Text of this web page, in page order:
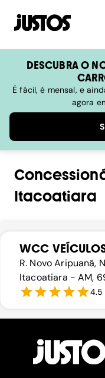
DESCUBRA O
É fácil, é mensal, e
agora
Itacoatiara
WCC
R. Novo Aripuanã,
Itacoatiara - AM,
4.5